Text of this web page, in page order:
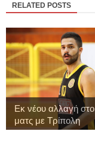
RELATED POSTS
Εκ νέου αλλαγή στο
ματς με Τρίπολη